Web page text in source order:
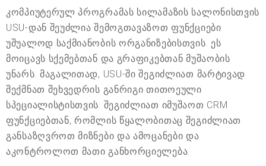
კომპიუტერულ პროგრამას სილამაზის სალონისთვის
USU-დან შეუძლია შემოგთავაზოთ ფუნქციები
უშუალოდ საქმიანობის ორგანიზებისთვის. ეს
მოიცავს სქემებთან და გრაფიკებთან მუშაობის
უნარს. მაგალითად, USU-ში შეგიძლიათ მარტივად
შექმნათ შეხვედრის განრიგი თითოეული
სპეციალისტისთვის. შეგიძლიათ იმუშაოთ CRM
ფუნქციებთან, რომლის წყალობითაც შეგიძლიათ
განსაზღვროთ მიზნები და ამოცანები და
აკონტროლოთ მათი განხორციელება.